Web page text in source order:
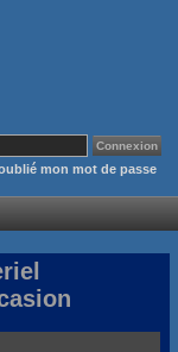
mon mot de passe